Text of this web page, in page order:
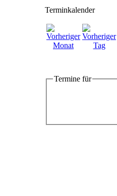
Terminkalender
Termine für